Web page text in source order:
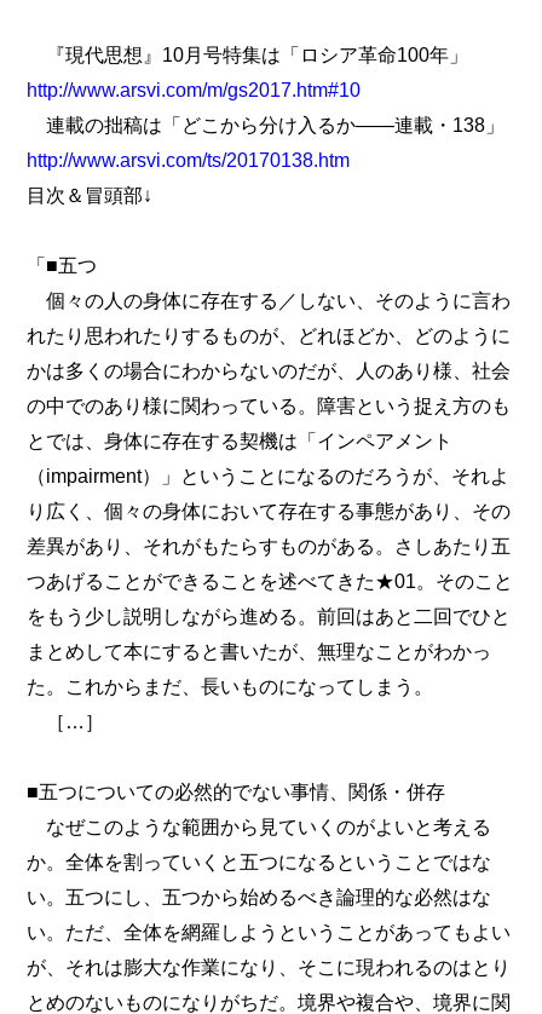
『現代思想』10月号特集は「ロシア革命100年」
http://www.arsvi.com/m/gs2017.htm#10
連載の拙稿は「どこから分け入るか――連載・138」
http://www.arsvi.com/ts/20170138.htm
目次＆冒頭部↓
「■五つ
個々の人の身体に存在する／しない、そのように言わ
れたり思われたりするものが、どれほどか、どのように
かは多くの場合にわからないのだが、人のあり様、社会
の中でのあり様に関わっている。障害という捉え方のも
とでは、身体に存在する契機は「インペアメント
（impairment）」ということになるのだろうが、それよ
り広く、個々の身体において存在する事態があり、その
差異があり、それがもたらすものがある。さしあたり五
つあげることができることを述べてきた★01。そのこと
をもう少し説明しながら進める。前回はあと二回でひと
まとめして本にすると書いたが、無理なことがわかっ
た。これからまだ、長いものになってしまう。
［…］
■五つについての必然的でない事情、関係・併存
なぜこのような範囲から見ていくのがよいと考える
か。全体を割っていくと五つになるということではな
い。五つにし、五つから始めるべき論理的な必然はな
い。ただ、全体を網羅しようということがあってもよい
が、それは膨大な作業になり、そこに現われるのはとり
とめのないものになりがちだ。境界や複合や、境界に関